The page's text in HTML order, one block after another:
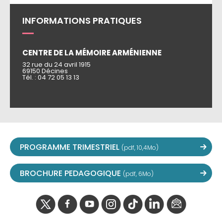
INFORMATIONS PRATIQUES
CENTRE DE LA MÉMOIRE ARMÉNIENNE
32 rue du 24 avril 1915
69150 Décines
Tél. : 04 72 05 13 13
PROGRAMME TRIMESTRIEL (pdf, 10,4Mo)
BROCHURE PEDAGOGIQUE (pdf, 6Mo)